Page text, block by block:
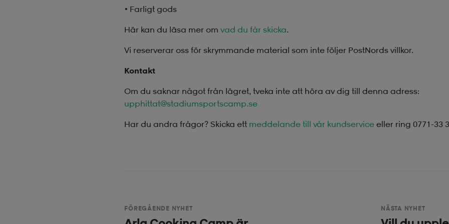
• Farligt gods
Här kan du läsa mer omvad du får skicka.
Vi reserverar oss för skrymmande material som inte följer PostNords villkor.
Kontakt
Om du saknar något från lägret, tveka inte att höra av dig till denna adress:
upphittat@stadiumsportscamp.se
Har du andra frågor? Skicka ett meddelande till vår kundservice eller ring 0771-33
NÄSTA NYHET
FÖREGÅENDE NYHET